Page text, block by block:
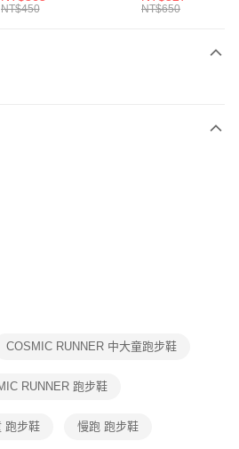
，再付款。
】
享後付」後，將跳轉至「AFTEE先享後付」
繳費通知簡訊。
，點擊此簡訊中的連結，可透過四大超商／
行付款，方視為交易完成。
享後付 」之結帳頁面顯示為準，若有關於
退款等相關疑問，請聯繫「AFTEE先享後付
support/home
司提供之「AFTEE先享後付」服務完成之交
。
含以上)免運費
含以上)免運費
含以上)免運費
FZ3073133
NT$450 NT$650
COSMIC RUNNER 中大童跑步鞋
RUNNER 跑步鞋
跑步鞋 慢跑 跑步鞋